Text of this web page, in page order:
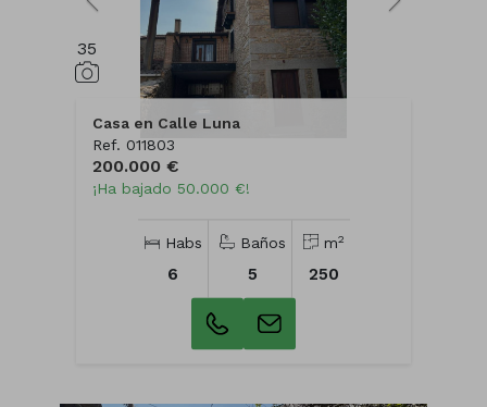
35
Casa en Calle Luna
Ref. 011803
200.000 €
¡Ha bajado 50.000 €!
Habs
6
Baños
5
m2
250